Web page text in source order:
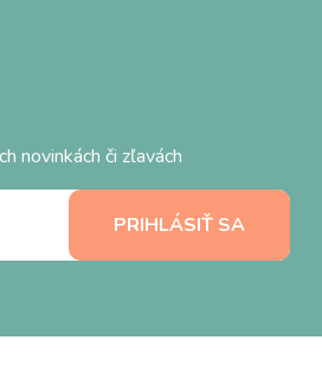
novinkách či zľavách